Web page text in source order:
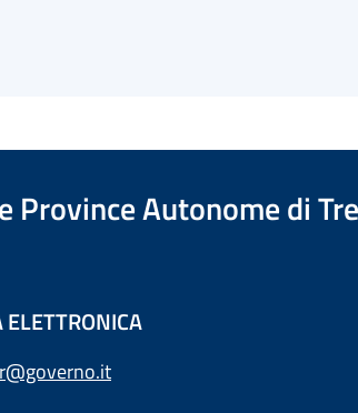
Province Autonome di